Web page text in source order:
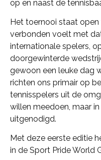
op en naast de
Het toernooi staat open
verbonden voelt met
internationale spelers,
doorgewinterde
gewoon een leuke dag
richten ons primair op
tennisspelers uit de
willen meedoen, maar
uitgenodigd.
Met deze eerste editie
in de Sport Pride World